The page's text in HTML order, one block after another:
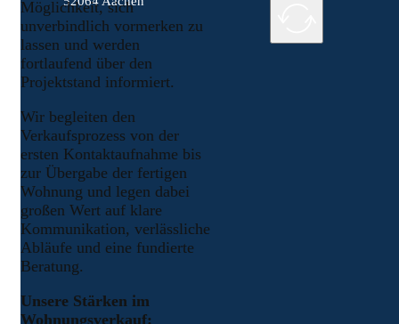
Möglichkeit, sich
unverbindlich vormerken zu
lassen und werden
fortlaufend über den
Projektstand informiert.
Wir begleiten den
Verkaufsprozess von der
ersten Kontaktaufnahme bis
zur Übergabe der fertigen
Wohnung und legen dabei
großen Wert auf klare
Kommunikation, verlässliche
Abläufe und eine fundierte
Beratung.
Unsere Stärken im
Wohnungsverkauf: